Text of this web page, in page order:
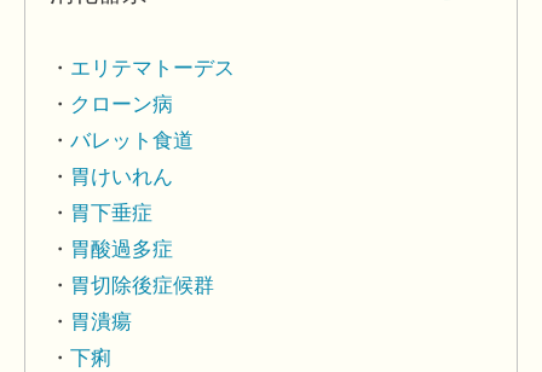
エリテマトーデス
クローン病
バレット食道
胃けいれん
胃下垂症
胃酸過多症
胃切除後症候群
胃潰瘍
下痢